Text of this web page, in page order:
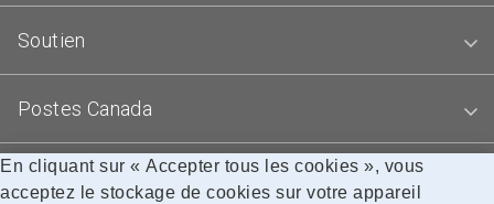
Soutien
Postes Canada
Blogues
En cliquant sur « Accepter tous les cookies », vous
acceptez le stockage de cookies sur votre appareil